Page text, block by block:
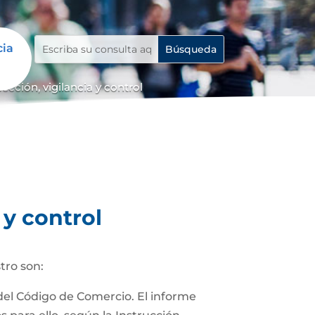
vigilancia y control
control
son:
Código de Comercio. El informe